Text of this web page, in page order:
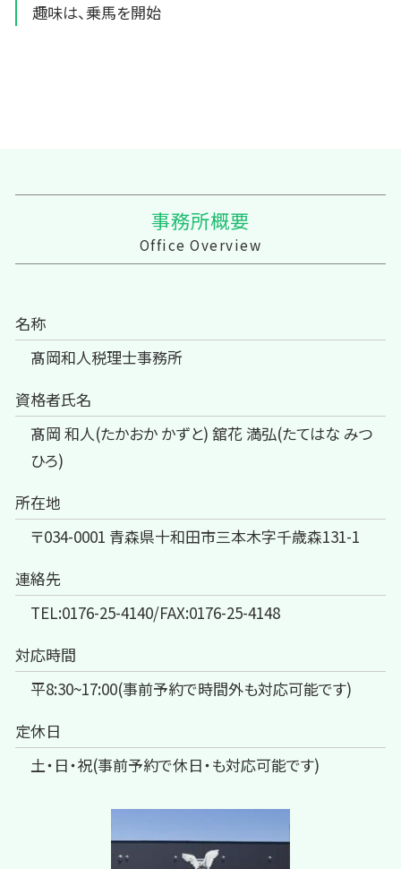
趣味は、乗馬を開始
事務所概要
Office Overview
名称
髙岡和人税理士事務所
資格者氏名
髙岡 和人(たかおか かずと) 舘花 満弘(たてはな みつ
ひろ)
所在地
〒034-0001 青森県十和田市三本木字千歳森131-1
連絡先
TEL:0176-25-4140/FAX:0176-25-4148
対応時間
平8:30~17:00(事前予約で時間外も対応可能です)
定休日
土・日・祝(事前予約で休日・も対応可能です)